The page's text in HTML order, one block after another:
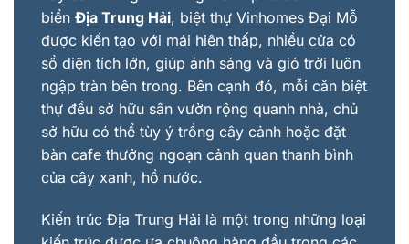
biển Địa Trung Hải, biệt thự Vinhomes Đại Mỗ
được kiến tạo với mái hiên thấp, nhiều cửa có
sổ diện tích lớn, giúp ánh sáng và gió trời luôn
ngập tràn bên trong. Bên cạnh đó, mỗi căn biệt
thự đều sở hữu sân vườn rộng quanh nhà, chủ
sở hữu có thể tùy ý trồng cây cảnh hoặc đặt
bàn cafe thưởng ngoạn cảnh quan thanh bình
của cây xanh, hồ nước.
Kiến trúc Địa Trung Hải là một trong những loại